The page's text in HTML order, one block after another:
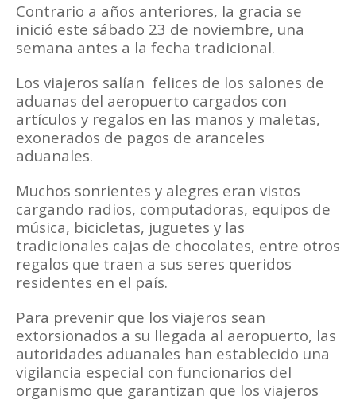
Contrario a años anteriores, la gracia se
inició este sábado 23 de noviembre, una
semana antes a la fecha tradicional.
Los viajeros salían felices de los salones de
aduanas del aeropuerto cargados con
artículos y regalos en las manos y maletas,
exonerados de pagos de aranceles
aduanales.
Muchos sonrientes y alegres eran vistos
cargando radios, computadoras, equipos de
música, bicicletas, juguetes y las
tradicionales cajas de chocolates, entre otros
regalos que traen a sus seres queridos
residentes en el país.
Para prevenir que los viajeros sean
extorsionados a su llegada al aeropuerto, las
autoridades aduanales han establecido una
vigilancia especial con funcionarios del
organismo que garantizan que los viajeros